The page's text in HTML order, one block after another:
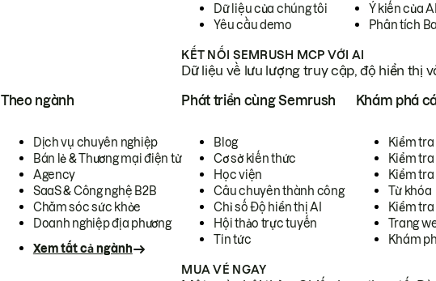
Dữ liệu của chúng tôi
Yêu cầu demo
Ý kiến của
Phân tích
KẾT NỐI SEMRUSH MCP VỚI AI
Dữ liệu về lưu lượng truy cập, độ hiển thị
Theo ngành
Dịch vụ chuyên nghiệp
Bán lẻ & Thương mại điện tử
Agency
SaaS & Công nghệ B2B
Chăm sóc sức khỏe
Doanh nghiệp địa phương
Xem tất cả ngành
Phát triển cùng Semrush
Blog
Cơ sở kiến thức
Học viện
Câu chuyên thành công
Chỉ số Độ hiển thị AI
Hội thảo trực tuyến
Tin tức
Khám phá
Kiểm
Kiểm tra
Kiểm
Từ khóa
Kiểm
Trang
Khám
MUA VÉ NGAY